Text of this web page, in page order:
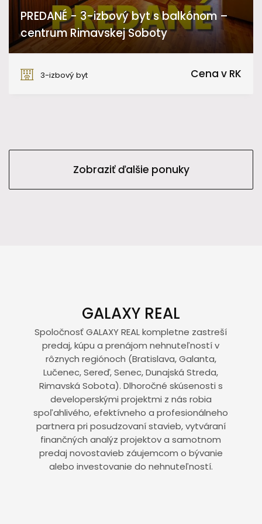
PREDANÉ - 3-izbový byt s balkónom –
centrum Rimavskej Soboty
3-izbový byt
Cena v RK
Zobraziť ďalšie ponuky
GALAXY REAL
Spoločnosť GALAXY REAL kompletne zastreší
predaj, kúpu a prenájom nehnuteľností v
rôznych regiónoch (Bratislava, Galanta,
Lučenec, Sereď, Senec, Dunajská Streda,
Rimavská Sobota). Dlhoročné skúsenosti s
developerskými projektmi z nás robia
spoľahlivého, efektívneho a profesionálneho
partnera pri posudzovaní stavieb, vytváraní
finančných analýz projektov a samotnom
predaj novostavieb záujemcom o bývanie
alebo investovanie do nehnuteľností.